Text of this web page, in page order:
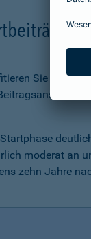
Sie gleich
moderat an
zehn Jahre